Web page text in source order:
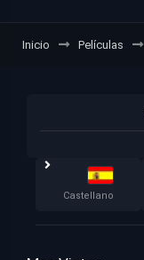
Inicio Películas
Castellano